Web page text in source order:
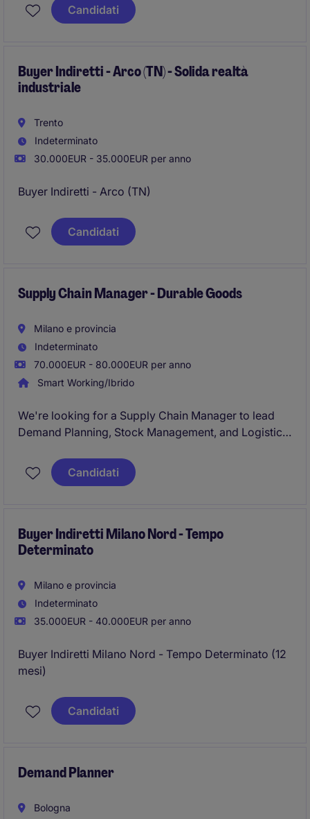
conoscenza della lingua inglese.
Candidati
Buyer Indiretti - Arco (TN) - Solida realtà
industriale
Trento
Indeterminato
30.000EUR - 35.000EUR per anno
Buyer Indiretti - Arco (TN)
Candidati
Supply Chain Manager - Durable Goods
Milano e provincia
Indeterminato
70.000EUR - 80.000EUR per anno
Smart Working/Ibrido
We're looking for a Supply Chain Manager to lead
Demand Planning, Stock Management, and Logistics
performance and alignment with global and
European organizations across the Italian market.
Candidati
Buyer Indiretti Milano Nord - Tempo
Determinato
Milano e provincia
Indeterminato
35.000EUR - 40.000EUR per anno
Buyer Indiretti Milano Nord - Tempo Determinato (12
mesi)
Candidati
Demand Planner
Bologna